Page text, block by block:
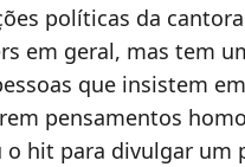
políticas da
em geral, mas tem
que insistem
pensamentos
o hit para divulgar um